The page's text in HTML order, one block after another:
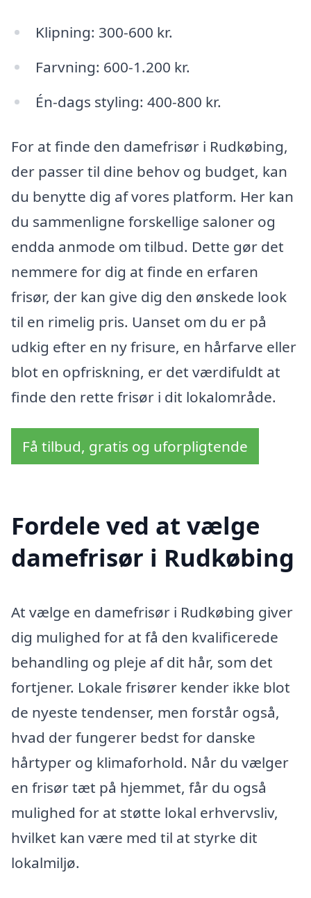
Klipning: 300-600 kr.
Farvning: 600-1.200 kr.
Én-dags styling: 400-800 kr.
For at finde den damefrisør i Rudkøbing,
der passer til dine behov og budget, kan
du benytte dig af vores platform. Her kan
du sammenligne forskellige saloner og
endda anmode om tilbud. Dette gør det
nemmere for dig at finde en erfaren
frisør, der kan give dig den ønskede look
til en rimelig pris. Uanset om du er på
udkig efter en ny frisure, en hårfarve eller
blot en opfriskning, er det værdifuldt at
finde den rette frisør i dit lokalområde.
Få tilbud, gratis og uforpligtende
Fordele ved at vælge
damefrisør i Rudkøbing
At vælge en damefrisør i Rudkøbing giver
dig mulighed for at få den kvalificerede
behandling og pleje af dit hår, som det
fortjener. Lokale frisører kender ikke blot
de nyeste tendenser, men forstår også,
hvad der fungerer bedst for danske
hårtyper og klimaforhold. Når du vælger
en frisør tæt på hjemmet, får du også
mulighed for at støtte lokal erhvervsliv,
hvilket kan være med til at styrke dit
lokalmiljø.